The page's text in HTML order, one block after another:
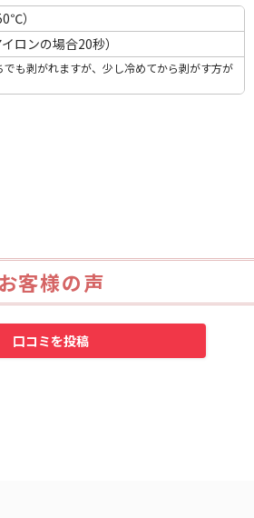
）
ロンの場合20秒）
でも剥がれますが、少し冷めてから剥がす方が
お客様の声